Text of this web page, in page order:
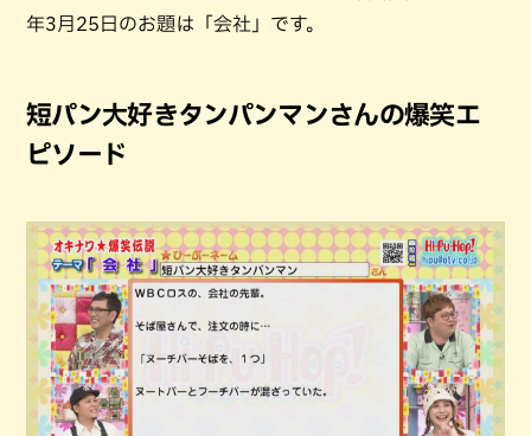
年3月25日のお題は「会社」です。
短パン大好きタンパンマンさんの爆笑エ
ピソード